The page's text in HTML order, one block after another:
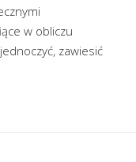
w obliczu
zawiesić